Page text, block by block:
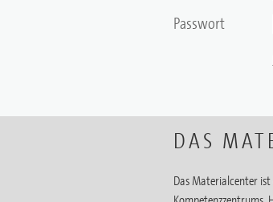
Passwort
DAS
Das Materialcenter